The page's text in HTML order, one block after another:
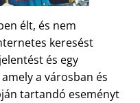
élt, és nem
keresést
és egy
a városban és
tartandó eseményt